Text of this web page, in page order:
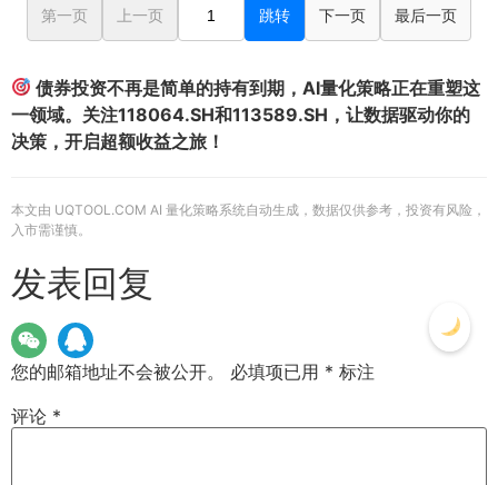
第一页 上一页 跳转 下一页 最后一页
债券投资不再是简单的持有到期，AI量化策略正在重塑这
一领域。关注118064.SH和113589.SH，让数据驱动你的
决策，开启超额收益之旅！
本文由 UQTOOL.COM AI 量化策略系统自动生成，数据仅供参考，投资有风险，
入市需谨慎。
发表回复
您的邮箱地址不会被公开。 必填项已用 * 标注
评论 *